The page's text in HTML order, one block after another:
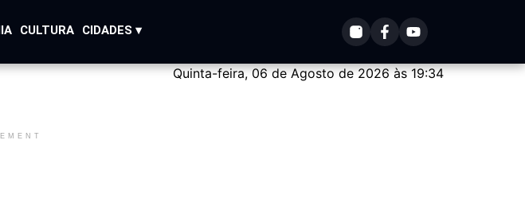
Quinta-feira, 06 de Agosto de 2026 às 19:34
CULTURA CIDADES ▾